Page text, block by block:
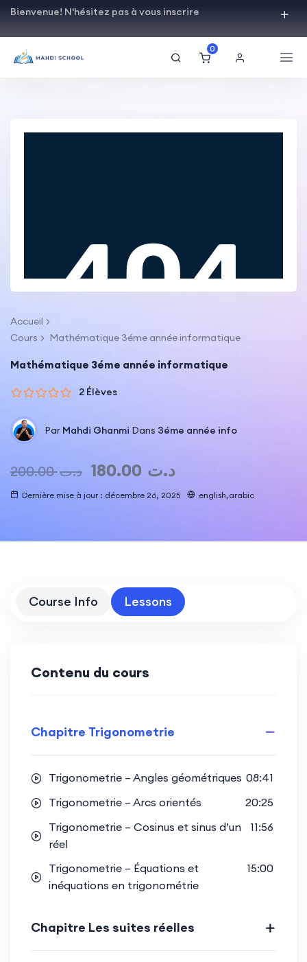
Bienvenue! N'hésitez pas à vous inscrire
0
Accueil
Cours
Mathématique 3éme année informatique
Mathématique 3éme année informatique
2 Élèves
Par Mahdi Ghanmi Dans 3éme année info
200.00د.ت 180.00 د.ت
Dernière mise à jour : décembre 26, 2025 english,arabic
Course Info Lessons
Contenu du cours
Chapitre Trigonometrie
Trigonometrie – Angles géométriques 08:41
Trigonometrie – Arcs orientés
20:25
Trigonometrie – Cosinus et sinus d’un
réel
11:56
Trigonometrie – Équations et
inéquations en trigonométrie
15:00
Chapitre Les suites réelles